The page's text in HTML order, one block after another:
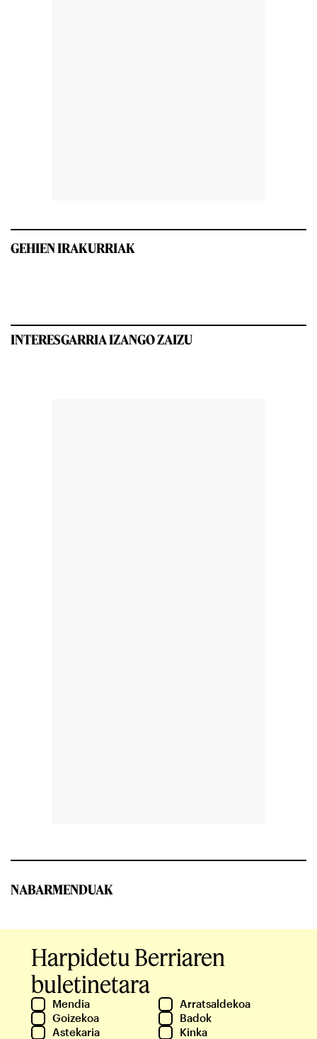
GEHIEN IRAKURRIAK
INTERESGARRIA IZANGO ZAIZU
NABARMENDUAK
Harpidetu Berriaren
buletinetara
Mendia
Arratsaldekoa
Goizekoa
Badok
Astekaria
Kinka